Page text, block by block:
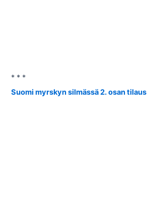
* * *
Suomi myrskyn silmässä 2. osan tilaus